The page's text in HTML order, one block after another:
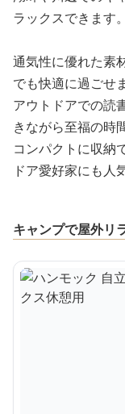
ラックスできます。
通気性に優れた素
でも快適に過ごせ
アウトドアでの読
きながら至福の時
コンパクトに収納
ドア愛好家にも人
キャンプで屋外リ